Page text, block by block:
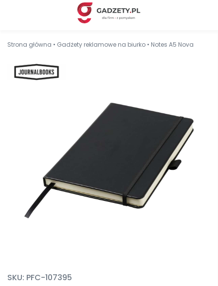
Strona główna • Gadżety reklamowe na biurko • Notes A5 Nova
SKU: PFC-107395